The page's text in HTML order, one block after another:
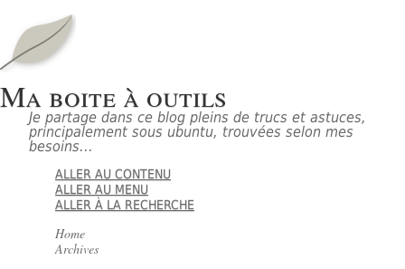
Ma boite à outils
Je partage dans ce blog pleins de trucs et astuces,
principalement sous ubuntu, trouvées selon mes
besoins...
ALLER AU CONTENU
ALLER AU MENU
ALLER À LA RECHERCHE
Home
Archives